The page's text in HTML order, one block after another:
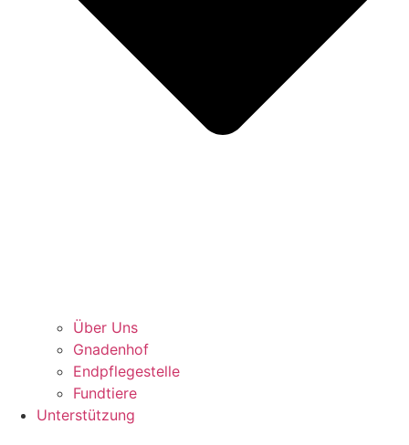
Über Uns
Gnadenhof
Endpflegestelle
Fundtiere
Unterstützung